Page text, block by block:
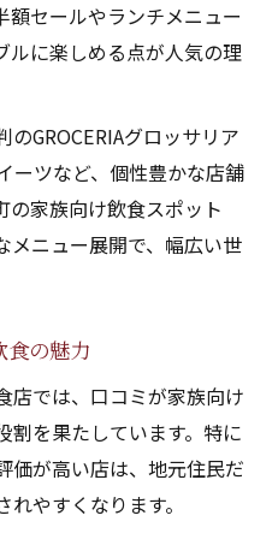
額セールやランチメニュー
ルに楽しめる点が人気の理
GROCERIAグロッサリア
ーツなど、個性豊かな店舗
の家族向け飲食スポット
メニュー展開で、幅広い世
食の魅力
店では、口コミが家族向け
割を果たしています。特に
価が高い店は、地元住民だ
やすくなります。